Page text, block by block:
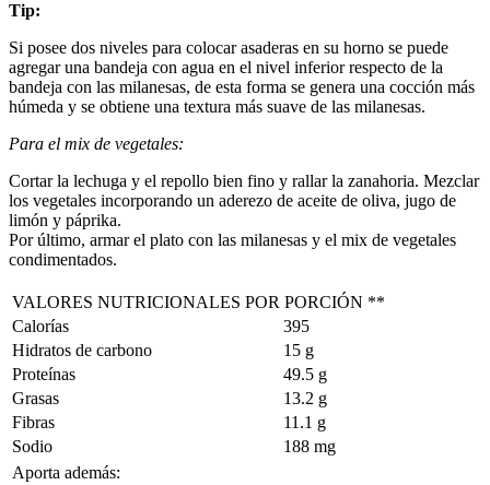
Tip:
Si posee dos niveles para colocar asaderas en su horno se puede
agregar una bandeja con agua en el nivel inferior respecto de la
bandeja con las milanesas, de esta forma se genera una cocción más
húmeda y se obtiene una textura más suave de las milanesas.
Para el mix de vegetales:
Cortar la lechuga y el repollo bien fino y rallar la zanahoria. Mezclar
los vegetales incorporando un aderezo de aceite de oliva, jugo de
limón y páprika.
Por último, armar el plato con las milanesas y el mix de vegetales
condimentados.
VALORES NUTRICIONALES POR PORCIÓN **
Calorías
395
Hidratos de carbono
15 g
Proteínas
49.5 g
Grasas
13.2 g
Fibras
11.1 g
Sodio
188 mg
Aporta además: